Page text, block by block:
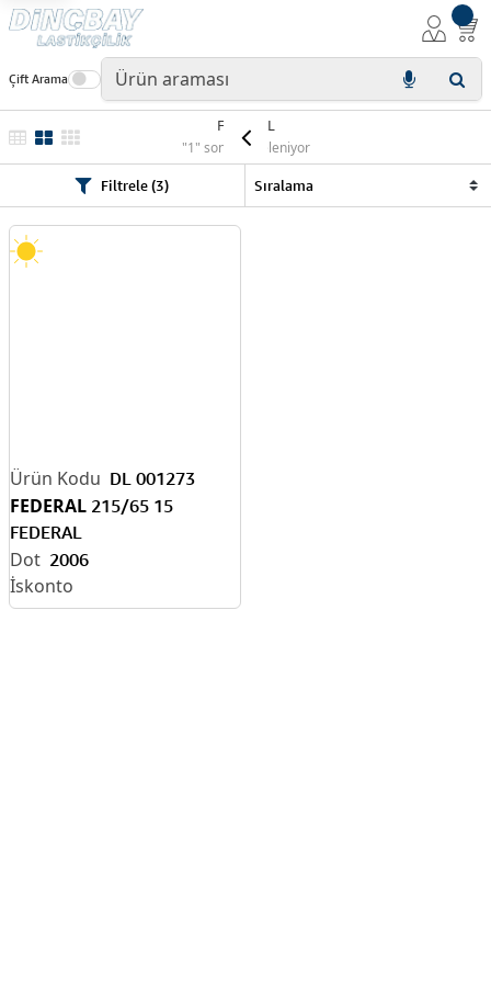
Çift Arama
FEDERAL
"1" sonuç listeleniyor
Filtrele (3)
DL 001273
FEDERAL 215/65 15
FEDERAL
2006